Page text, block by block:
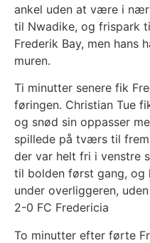
ankel uden at være i
til Nwadike, og frispark
Frederik Bay, men hans
muren.
Ti minutter senere fik
føringen. Christian Tue
og snød sin oppasser
spillede på tværs til
der var helt fri i venstre
til bolden først gang, og
under overliggeren,
2-0 FC Fredericia
To minutter efter førte